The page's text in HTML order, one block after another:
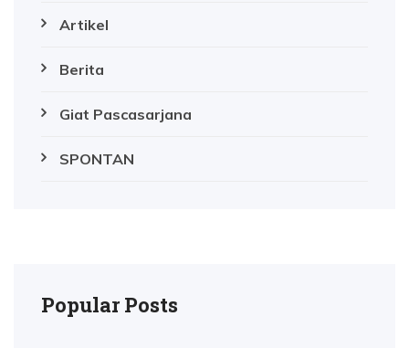
Artikel
Berita
Giat Pascasarjana
SPONTAN
Popular Posts